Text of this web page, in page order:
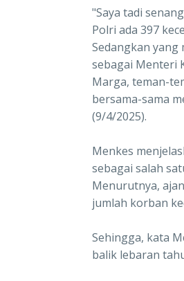
"Saya tadi
Polri ada 397
Sedangkan yang
sebagai Menteri
Marga, teman-
bersama-sama
(9/4/2025).
Menkes
sebagai salah
Menurutnya,
jumlah korban
Sehingga, kata
balik lebaran